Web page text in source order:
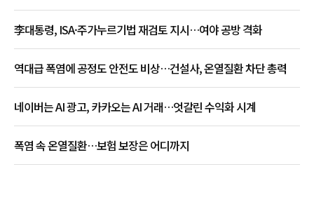
李대통령, ISA·주가누르기법 재검토 지시…여야 공방 격화
역대급 폭염에 공정도 안전도 비상…건설사, 온열질환 차단 총력
네이버는 AI 광고, 카카오는 AI 거래…엇갈린 수익화 시계
폭염 속 온열질환…보험 보장은 어디까지